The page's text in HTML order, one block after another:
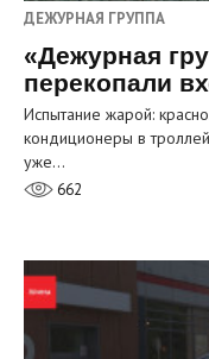
ДЕЖУРНАЯ ГРУППА
«Дежурная
перекопали
Испытание жарой:
кондиционеры в
уже…
662